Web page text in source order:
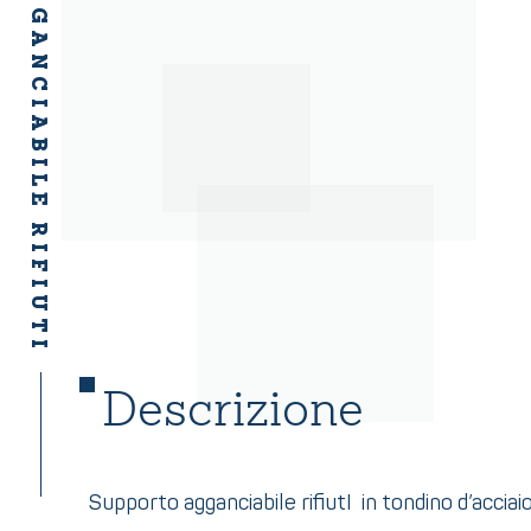
Descrizione
Supporto agganciabile rifiutI in tondino